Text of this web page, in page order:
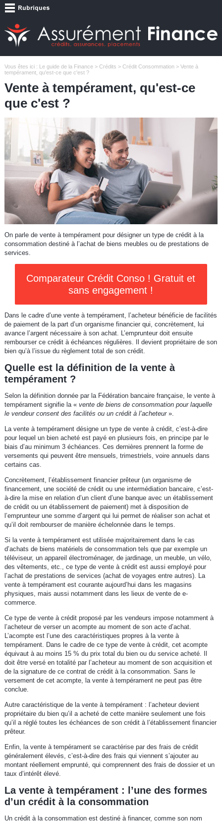
Vous êtes ici : Le guide de la Finance> Crédits > Crédit Consommation> Vente à
tempérament, qu'est-ce que c'est ?
Vente à tempérament, qu'est-ce
que c'est ?
On parle de vente à tempérament pour désigner un type de crédit à la
consommation destiné à l’achat de biens meubles ou de prestations de
services.
Comparateur Crédit Conso ! Gratuit et
sans engagement !
Dans le cadre d’une vente à tempérament, l’acheteur bénéficie de facilités
de paiement de la part d’un organisme financier qui, concrètement, lui
avance l’argent nécessaire à son achat. L’emprunteur doit ensuite
rembourser ce crédit à échéances régulières. Il devient propriétaire de son
bien qu’à l’issue du règlement total de son crédit.
Quelle est la définition de la vente à
tempérament ?
Selon la définition donnée par la Fédération bancaire française, le vente à
tempérament signifie la « vente de biens de consommation pour laquelle
le vendeur consent des facilités ou un crédit à l’acheteur».
La vente à tempérament désigne un type de vente à crédit, c’est-à-dire
pour lequel un bien acheté est payé en plusieurs fois, en principe par le
biais d’au minimum 3 échéances. Ces dernières prennent la forme de
versements qui peuvent être mensuels, trimestriels, voire annuels dans
certains cas.
Concrètement, l’établissement financier prêteur (un organisme de
financement, une société de crédit ou une intermédiation bancaire, c’est-
à-dire la mise en relation d’un client d’une banque avec un établissement
de crédit ou un établissement de paiement) met à disposition de
l’emprunteur une somme d’argent qui lui permet de réaliser son achat et
qu’il doit rembourser de manière échelonnée dans le temps.
Si la vente à tempérament est utilisée majoritairement dans le cas
d’achats de biens matériels de consommation tels que par exemple un
téléviseur, un appareil électroménager, de jardinage, un meuble, un vélo,
des vêtements, etc., ce type de vente à crédit est aussi employé pour
l’achat de prestations de services (achat de voyages entre autres). La
vente à tempérament est courante aujourd’hui dans les magasins
physiques, mais aussi notamment dans les lieux de vente de e-
commerce.
Ce type de vente à crédit proposé par les vendeurs impose notamment à
l’acheteur de verser un acompte au moment de son acte d’achat.
L’acompte est l’une des caractéristiques propres à la vente à
tempérament. Dans le cadre de ce type de vente à crédit, cet acompte
équivaut à au moins 15 % du prix total du bien ou du service acheté. Il
doit être versé en totalité par l’acheteur au moment de son acquisition et
de la signature de ce contrat de crédit à la consommation. Sans le
versement de cet acompte, la vente à tempérament ne peut pas être
conclue.
Autre caractéristique de la vente à tempérament : l’acheteur devient
propriétaire du bien qu’il a acheté de cette manière seulement une fois
qu’il a réglé toutes les échéances de son crédit à l’établissement financier
prêteur.
Enfin, la vente à tempérament se caractérise par des frais de crédit
généralement élevés, c’est-à-dire des frais qui viennent s’ajouter au
montant réellement emprunté, qui comprennent des frais de dossier et un
taux d’intérêt élevé.
La vente à tempérament : l’une des formes
d’un crédit à la consommation
Un crédit à la consommation est destiné à financer, comme son nom